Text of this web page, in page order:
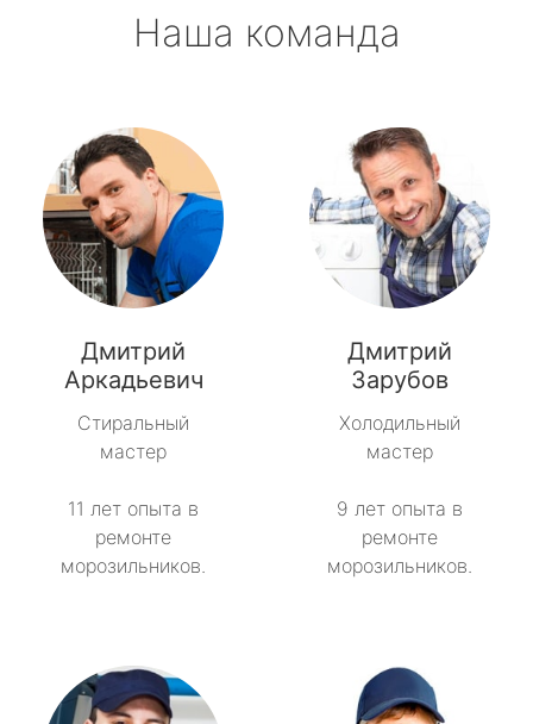
Наша команда
Дмитрий
Аркадьевич
Стиральный
мастер
11 лет опыта в
ремонте
морозильников.
Дмитрий
Зарубов
Холодильный
мастер
9 лет опыта в
ремонте
морозильников.